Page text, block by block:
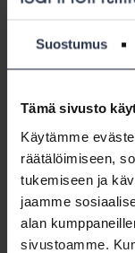
Suostumus
Tämä sivusto
Käytämme
räätälöimiseen,
tukemiseen ja
jaamme
alan
sivustoamme.
kun taloyhtiöiden
mikä on aiheuttanut
Nyt ARA:n korjaus-
jälleen auki.
on tärkeä myös tässä
Rekosen mukaan
taloyhtiöiden
käynnistämisessä.